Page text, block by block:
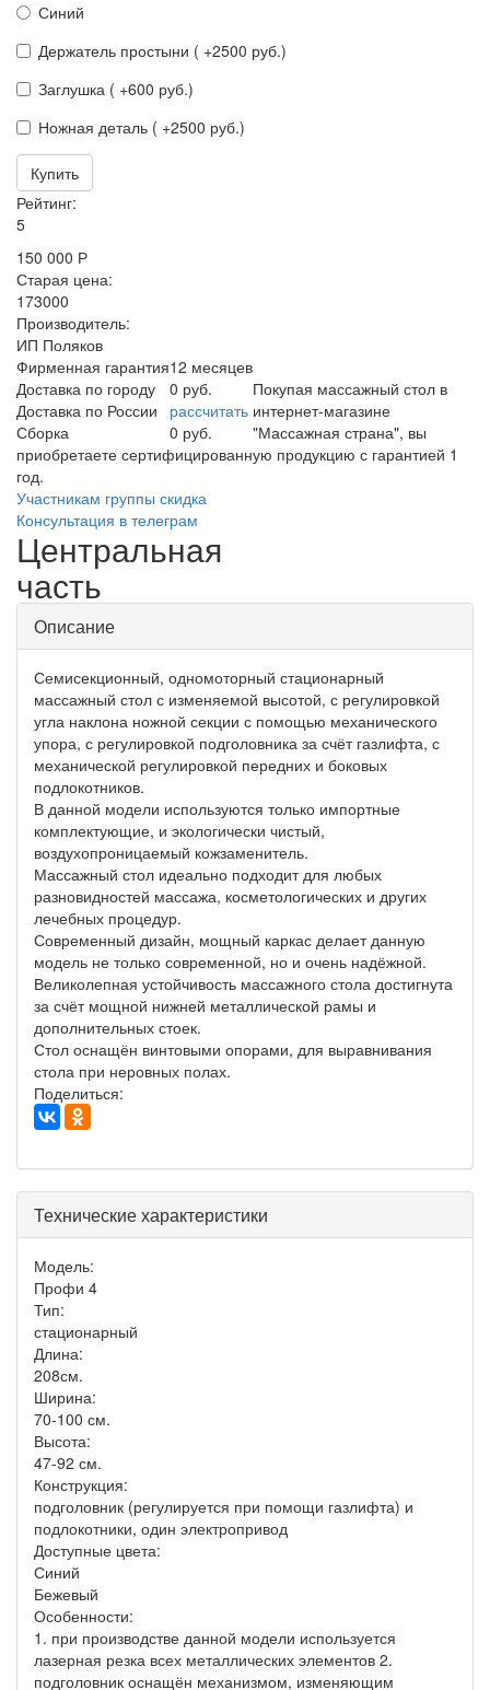
Синий
Держатель простыни ( +2500 руб.)
Заглушка ( +600 руб.)
Ножная деталь ( +2500 руб.)
Купить
Рейтинг:
5
150 000 Р
Старая цена:
173000
Производитель:
ИП Поляков
Фирменная гарантия12 месяцев
Доставка по городу
0 руб.
Доставка по России
рассчитать
Сборка
0 руб.
Покупая массажный стол в
интернет-магазине
"Массажная страна", вы
приобретаете сертифицированную продукцию с гарантией 1
год.
Участникам группы скидка
Консультация в телеграм
Центральная
часть
Описание
Семисекционный, одномоторный стационарный
массажный стол с изменяемой высотой, с регулировкой
угла наклона ножной секции с помощью механического
упора, с регулировкой подголовника за счёт газлифта, с
механической регулировкой передних и боковых
подлокотников.
В данной модели используются только импортные
комплектующие, и экологически чистый,
воздухопроницаемый кожзаменитель.
Массажный стол идеально подходит для любых
разновидностей массажа, косметологических и других
лечебных процедур.
Современный дизайн, мощный каркас делает данную
модель не только современной, но и очень надёжной.
Великолепная устойчивость массажного стола достигнута
за счёт мощной нижней металлической рамы и
дополнительных стоек.
Стол оснащён винтовыми опорами, для выравнивания
стола при неровных полах.
Поделиться:
Технические характеристики
Модель:
Профи 4
Тип:
стационарный
Длина:
208см.
Ширина:
70-100 см.
Высота:
47-92 см.
Конструкция:
подголовник (регулируется при помощи газлифта) и
подлокотники, один электропривод
Доступные цвета:
Синий
Бежевый
Особенности:
1. при производстве данной модели используется
лазерная резка всех металлических элементов 2.
подголовник оснащён механизмом, изменяющим